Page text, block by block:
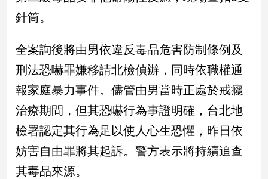
南
灣
觀
南
台
灣
觀
點
針筒。
全案詢後將由男依違反毒品危害防制條例及
刑法恐嚇罪嫌移請北檢偵辦，同時依職權通
報家庭暴力事件。儘管由男當時正處於戒癮
治療期間，但其恐嚇行為事證明確，台北地
檢署認定其行為足以使人心生恐懼，昨日依
妨害自由罪將其起訴。警方表示將持續追查
其毒品來源。